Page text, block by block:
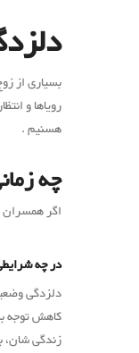
بسیاری از
رویاها و
هسنیم .
چه
اگر همسران
در چه
دلزدگی
کاهش توجه
زندگی شان،